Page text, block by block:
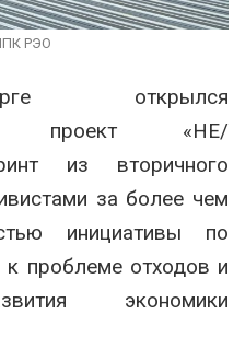
РЭО
открылся
проект «НЕ/
из вторичного
за более чем
инициативы по
проблеме отходов и
экономики